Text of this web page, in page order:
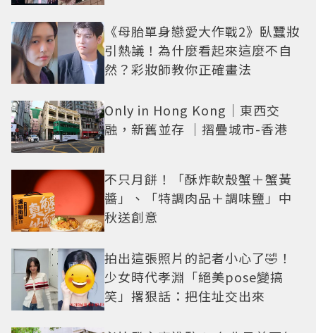
《母胎單身戀愛大作戰2》臥蠶妝
引熱議！為什麼看起來這麼不自
然？彩妝師教你正確畫法
Only in Hong Kong｜東西交
融，新舊並存 ｜摺疊城市-香港
不只月餅！「酥炸軟殼蟹＋蟹黃
醬」、「特調肉品＋調味鹽」中
秋送創意
拍出這張照片的記者小心了🤣！
少女時代孝淵「絕美pose變搞
笑」撂狠話：把住址交出來